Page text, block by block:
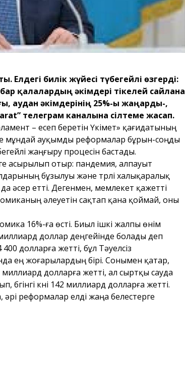
Елдегі билік жүйесі түбегейлі өзгерді:
қалалардың әкімдері тікелей сайлана
аудан әкімдерінің 25%-ы жаңарды-,
телеграм каналына сілтеме жасап.
– есеп беретін Үкімет» қағидатының
мұндай ауқымды реформалар бұрын-соңды
жаңғыру процесін бастады.
асырылып отыр: пандемия, алпауыт
бұзылуы және түрлі халықаралық
әсер етті. Дегенмен, мемлекет қажетті
әлеуетін сақтап қана қоймай, оны
16%-ға өсті. Биыл ішкі жалпы өнім
доллар деңгейінде болады деп
долларға жетті, бұл Тәуелсіз
ең жоғарылардың бірі. Сонымен қатар,
долларға жетті, ал сыртқы сауда
күні 142 миллиард долларға жетті.
реформалар елді жаңа белестерге